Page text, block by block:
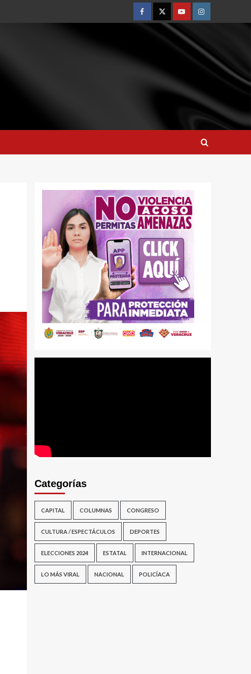
Categorías
CAPITAL COLUMNAS CONGRESO
CULTURA / ESPECTÁCULOS DEPORTES
ELECCIONES 2024 ESTATAL INTERNACIONAL
LO MÁS VIRAL NACIONAL POLICÍACA